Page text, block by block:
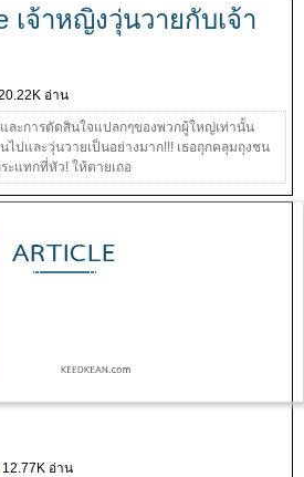
เจ้าหญิงวุ่นวายกับเจ้า
อ่าน
และการตัดสินใจแปลกๆของพวกผู้ใหญ่เท่านั้น
ไปและวุ่นวายเป็นอย่างมาก!!! เธอถุกคลุมถุงชน
ะแทกที่หัว! ให้ตายเถอ
12.77K อ่าน